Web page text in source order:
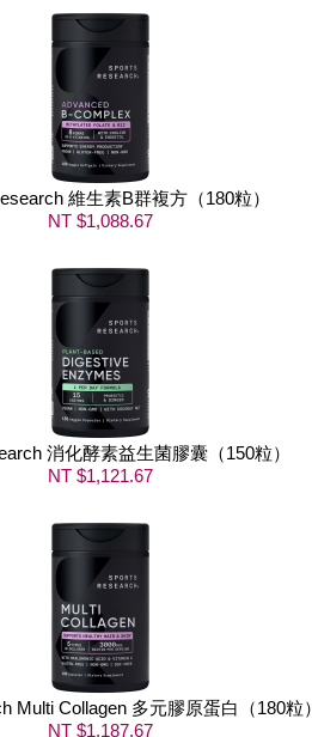
維生素B群複方（180粒）
NT $1,088.67
消化酵素益生菌膠囊（150粒）
NT $1,121.67
Multi Collagen 多元膠原蛋白（180粒）
NT $1,187.67